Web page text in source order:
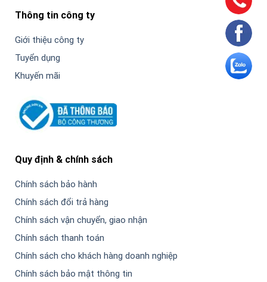
Thông tin công ty
Giới thiệu công ty
Tuyển dụng
Khuyến mãi
Quy định & chính sách
Chính sách bảo hành
Chính sách đổi trả hàng
Chính sách vận chuyển, giao nhận
Chính sách thanh toán
Chính sách cho khách hàng doanh nghiệp
Chính sách bảo mật thông tin